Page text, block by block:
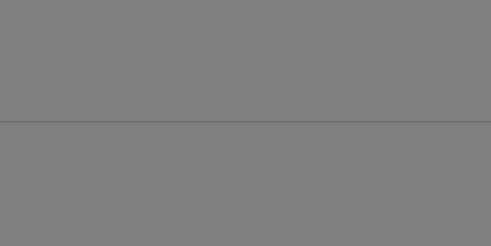
i HEV plave svjetlosti zahvaljujući